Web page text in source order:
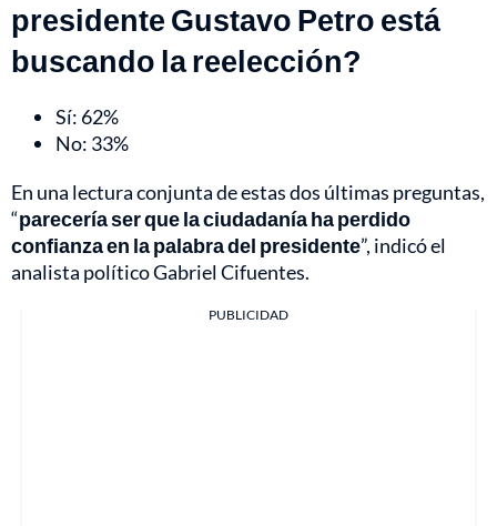
presidente Gustavo Petro está
buscando la reelección?
Sí: 62%
No: 33%
En una lectura conjunta de estas dos últimas preguntas,
“parecería ser que la ciudadanía ha perdido
confianza en la palabra del presidente”, indicó el
analista político Gabriel Cifuentes.
PUBLICIDAD